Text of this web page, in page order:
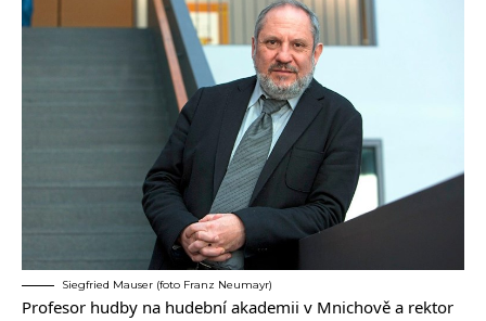
Siegfried Mauser (foto Franz Neumayr)
Profesor hudby na hudební akademii v Mnichově a rektor